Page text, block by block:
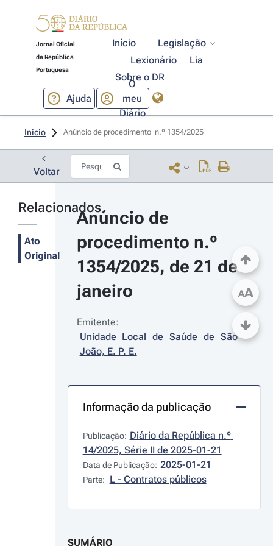
Jornal Oficial
da República
Portuguesa
Início
Legislação
Lexionário
Lia
Sobre o DR
Ajuda
O
meu
Diário
Início Anúncio de procedimento  n.º 1354/2025
Voltar
Relacionados
Ato
Original
Anúncio de
procedimento n.º
1354/2025, de 21 de
janeiro
Emitente:
Unidade Local de Saúde de São
João, E. P. E.
Informação da publicação
Publicação: Diário da República n.º
14/2025, Série II de 2025-01-21
Data de Publicação: 2025-01-21
Parte: L - Contratos públicos
SUMÁRIO
AA